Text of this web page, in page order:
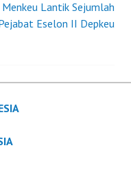
Menkeu Lantik Sejumlah
Eselon II Depkeu